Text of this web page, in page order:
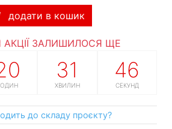
додати в кошик
АКЦІЇ ЗАЛИШИЛОСЯ ЩЕ
31
ХВИЛИН
45
СЕКУНД
до складу проєкту?